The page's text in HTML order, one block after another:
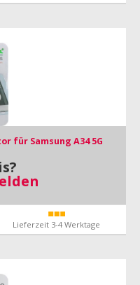
für Samsung A34 5G
Lieferzeit 3-4 Werktage